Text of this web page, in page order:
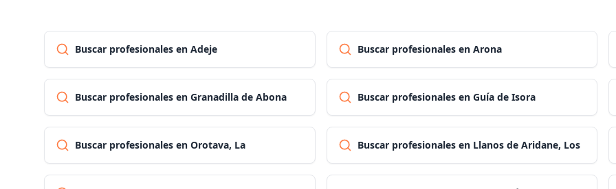
Buscar profesionales en Adeje Buscar profesionales en Arona
Buscar profesionales en Granadilla de Abona Buscar profesionales en Guía de Isora
Buscar profesionales en Orotava, La Buscar profesionales en Llanos de Aridane, Los